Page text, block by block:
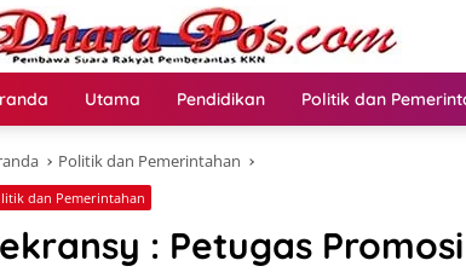
Utama Pendidikan Politik dan
Politik dan Pemerintahan
dan Pemerintahan
: Petugas